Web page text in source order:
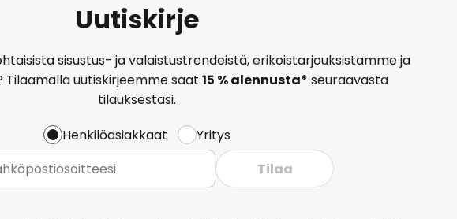
Uutiskirje
sisustus- ja valaistustrendeistä, erikoistarjouksistamme ja
Tilaamalla uutiskirjeemme saat 15 % alennusta* seuraavasta
tilauksestasi.
Henkilöasiakkaat
Yritys
Tilaa